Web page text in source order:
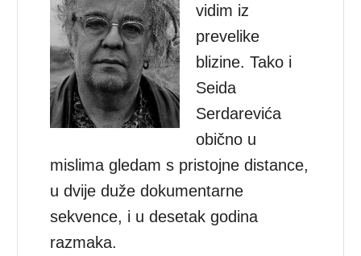
vidim iz
prevelike
blizine. Tako i
Seida
Serdarevića
obično u
mislima gledam s pristojne distance,
u dvije duže dokumentarne
sekvence, i u desetak godina
razmaka.